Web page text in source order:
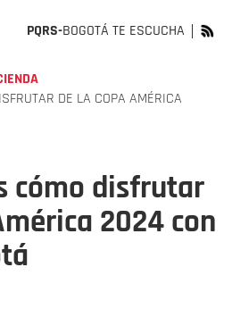
PQRS-BOGOTÁ TE ESCUCHA
DE LA COPA AMÉRICA
cómo disfrutar
2024 con